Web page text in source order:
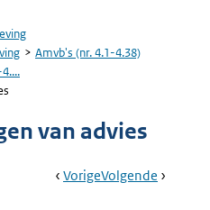
Amvb's (nr. 4.1-4.38)
van advies
Book
Ga
VorigePagina:
Ga
Volgende Pagina: